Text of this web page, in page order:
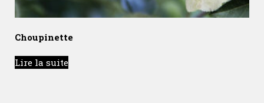
Choupinette
Lire la suite